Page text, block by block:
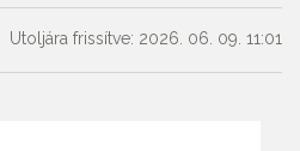
Utoljára frissítve: 2026. 06. 09. 11:01